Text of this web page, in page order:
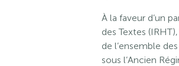
À la faveur d’un
des Textes
de l’ensemble
sous l’Ancien